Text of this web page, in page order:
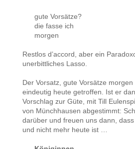
gute Vorsätze?
die fasse ich
morgen
Restlos d’accord, aber ein
unerbittliches Lasso.
Der Vorsatz, gute Vorsätze
eindeutig heute getroffen. Ist er
Vorschlag zur Güte, mit Till
von Münchhausen abgestimmt:
darüber und freuen uns dann,
und nicht mehr heute ist …